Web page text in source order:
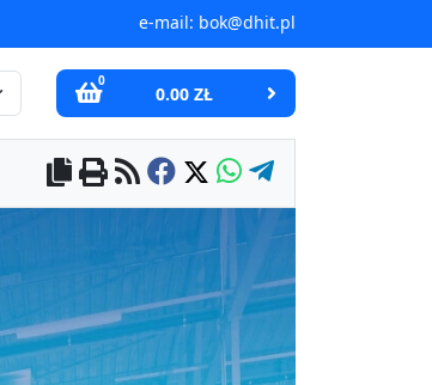
e-mail: bok@dhit.pl
0
0.00 ZŁ